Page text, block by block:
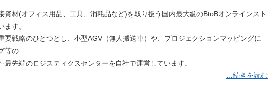
資材(オフィス用品、工具、消耗品など)を取り扱う国内最大級のBtoBオンラインスト
ます。
要戦略のひとつとし、小型AGV（無人搬送車）や、プロジェクションマッピングに
等の
最先端のロジスティクスセンターを自社で運営しています。
…続きを読む